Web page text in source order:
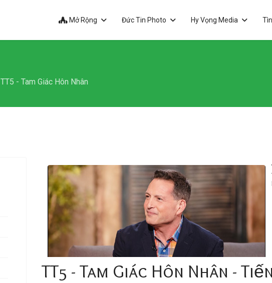
Mở Rộng Đức Tin Photo Hy Vọng Media
TT5 - Tam Giác Hôn Nhân
TT5 - Tam Giác Hôn Nhân -